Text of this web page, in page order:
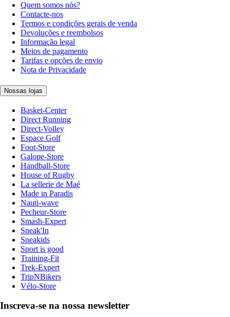
Quem somos nós?
Contacte-nos
Termos e condições gerais de venda
Devoluções e reembolsos
Informação legal
Meios de pagamento
Tarifas e opções de envio
Nota de Privacidade
Nossas lojas
Basket-Center
Direct Running
Direct-Volley
Espace Golf
Foot-Store
Galope-Store
Handball-Store
House of Rugby
La sellerie de Maé
Made in Paradis
Nauti-wave
Pecheur-Store
Smash-Expert
Sneak'In
Sneakids
Sport is good
Training-Fit
Trek-Expert
TripNBikers
Vélo-Store
Inscreva-se na nossa newsletter